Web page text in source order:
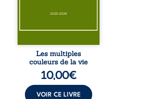
pour en retrouver
Entre souvenirs,
désillusions, Les
multiples couleurs
de la vie explore la
force des liens, le
poids des non-dits
et la ...
Les multiples
couleurs de la vie
10,00€
VOIR CE LIVRE